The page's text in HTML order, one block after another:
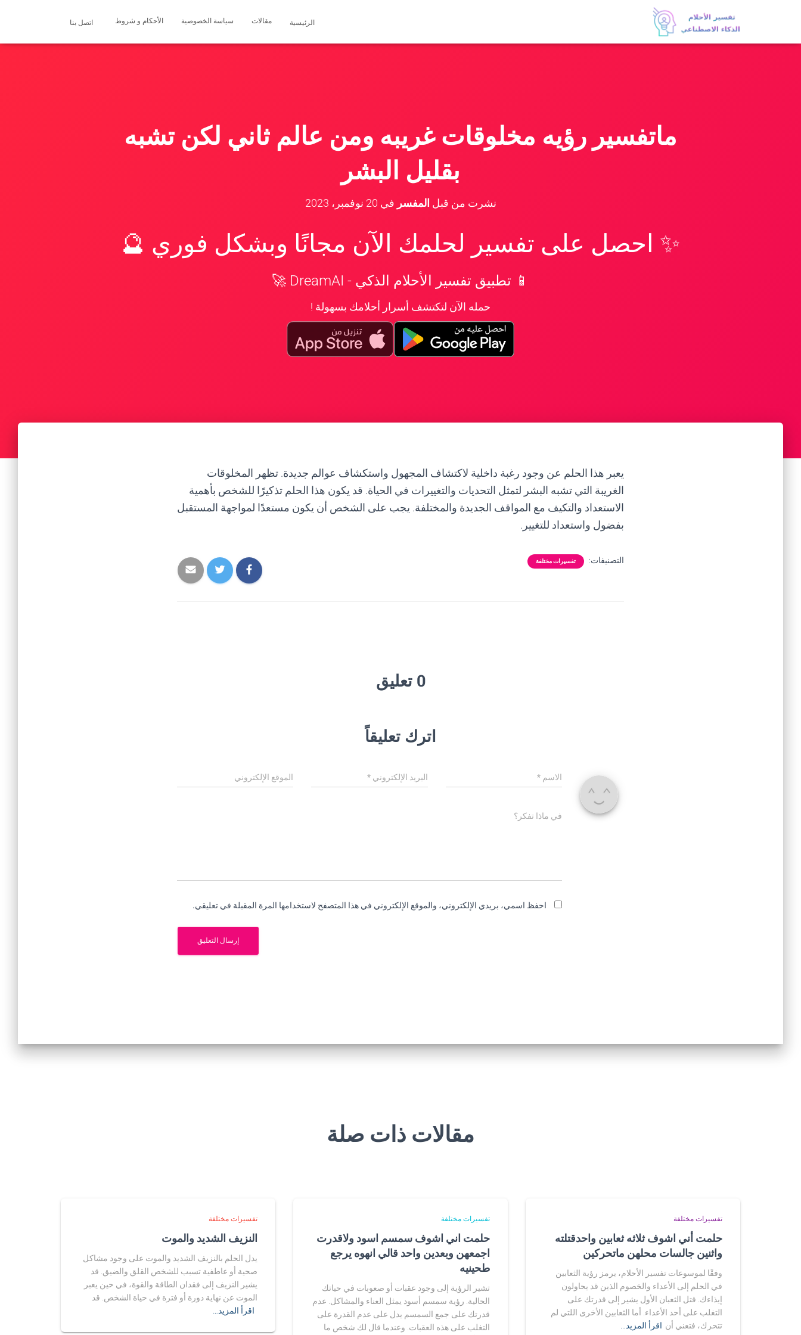
الرئيسية مقالات سياسة الخصوصية الأحكام و شروط اتصل بنا
ماتفسير رؤيه مخلوقات غريبه ومن عالم ثاني لكن تشبه
بقليل البشر
نشرت من قبل المفسر في 20 نوفمبر، 2023
✨ احصل على تفسير لحلمك الآن مجانًا وبشكل فوري 🔮
📱 تطبيق تفسير الأحلام الذكي - DreamAI 🚀
حمله الآن لتكتشف أسرار أحلامك بسهولة !
يعبر هذا الحلم عن وجود رغبة داخلية لاكتشاف المجهول واستكشاف عوالم جديدة. تظهر المخلوقات
الغريبة التي تشبه البشر لتمثل التحديات والتغييرات في الحياة. قد يكون هذا الحلم تذكيرًا للشخص بأهمية
الاستعداد والتكيف مع المواقف الجديدة والمختلفة. يجب على الشخص أن يكون مستعدًا لمواجهة المستقبل
بفضول واستعداد للتغيير.
التصنيفات: تفسيرات مختلفة
0 تعليق
اترك تعليقاً
الاسم * البريد الإلكتروني* الموقع الإلكتروني
في ماذا تفكر؟
احفظ اسمي، بريدي الإلكتروني، والموقع الإلكتروني في هذا المتصفح لاستخدامها المرة المقبلة في تعليقي.
مقالات ذات صلة
تفسيرات مختلفة
حلمت أني اشوف ثلاثه ثعابين واحدقتلته
واثنين جالسات محلهن ماتحركين
وفقًا لموسوعات تفسير الأحلام، يرمز رؤية الثعابين
في الحلم إلى الأعداء والخصوم الذين قد يحاولون
إيذاءك. قتل الثعبان الأول يشير إلى قدرتك على
التغلب على أحد الأعداء. أما الثعابين الأخرى اللتي لم
تتحرك، فتعني أن اقرأ المزيد…
تفسيرات مختلفة
حلمت اني اشوف سمسم اسود ولاقدرت
اجمعهن وبعدين واحد قالي انهوه يرجع
طحينيه
تشير الرؤية إلى وجود عقبات أو صعوبات في حياتك
الحالية. رؤية سمسم أسود يمثل العناء والمشاكل. عدم
قدرتك على جمع السمسم يدل على عدم القدرة على
التغلب على هذه العقبات. وعندما قال لك شخص ما
تفسيرات مختلفة
النزيف الشديد والموت
يدل الحلم بالنزيف الشديد والموت على وجود مشاكل
صحية أو عاطفية تسبب للشخص القلق والضيق. قد
يشير النزيف إلى فقدان الطاقة والقوة، في حين يعبر
الموت عن نهاية دورة أو فترة في حياة الشخص. قد
اقرأ المزيد…